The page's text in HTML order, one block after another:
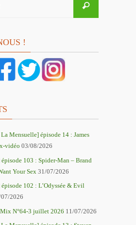
Recherche
!
Mensuelle] épisode 14 : James
vidéo 03/08/2026
103 : Spider-Man – Brand
Your Sex 31/07/2026
102 : L’Odyssée & Evil
2026
N°64-3 juillet 2026 11/07/2026